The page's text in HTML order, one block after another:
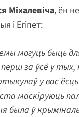
Міхалевіча, ён
і Егіпет:
могуць быць
за ўсё у
у вас
маскіруюць
была ў